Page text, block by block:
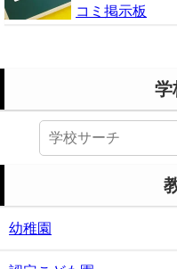
コミ掲示板
学
検
幼稚園